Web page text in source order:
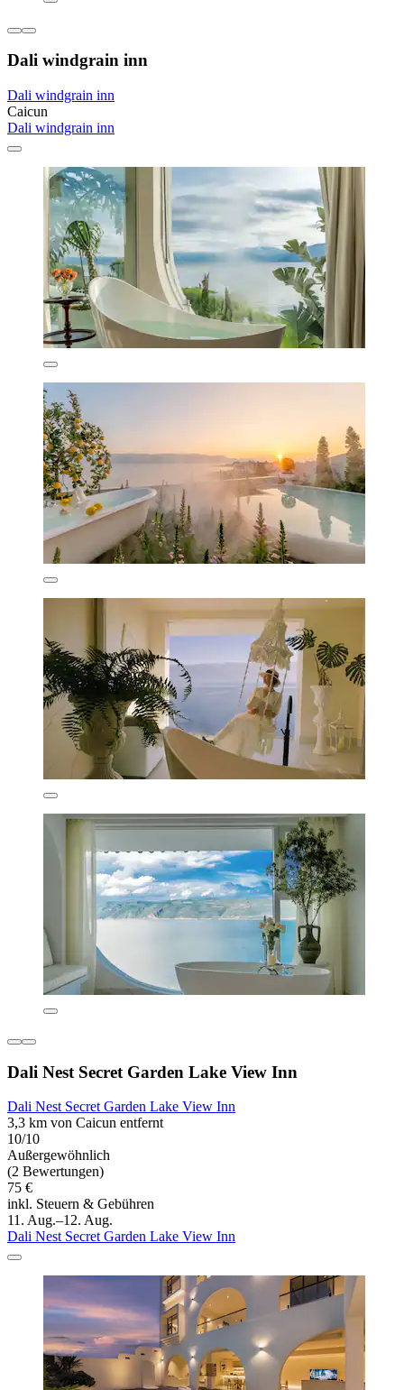
Dali windgrain inn
Dali windgrain inn
Caicun
Dali windgrain inn
Dali Nest Secret Garden Lake View Inn
Dali Nest Secret Garden Lake View Inn
3,3 km von Caicun entfernt
10/10
Außergewöhnlich
(2 Bewertungen)
75 €
inkl. Steuern & Gebühren
11. Aug.–12. Aug.
Dali Nest Secret Garden Lake View Inn